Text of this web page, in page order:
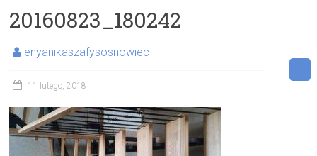
20160823_180242
enyanikaszafysosnowiec
11 lutego, 2018